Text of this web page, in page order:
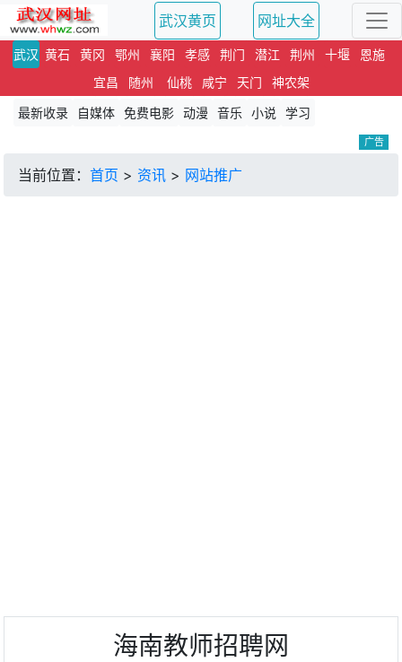
武汉黄页 网址大全
武汉 黄石 黄冈 鄂州 襄阳 孝感 荆门 潜江 荆州 十堰
恩施
宜昌
随州 仙桃 咸宁 天门
神农架
最新收录
自媒体 免费电影 动漫 音乐 小说 学习
广告
当前位置： 首页 > 资讯 > 网站推广
海南教师招聘网